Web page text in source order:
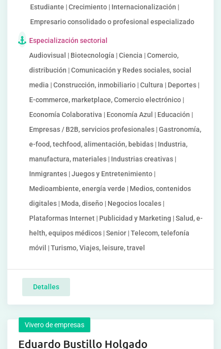
Estudiante | Crecimiento | Internacionalización |
Empresario consolidado o profesional especializado
Especialización sectorial
Audiovisual | Biotecnología | Ciencia | Comercio,
distribución | Comunicación y Redes sociales, social
media | Construcción, inmobiliario | Cultura | Deportes |
E-commerce, marketplace, Comercio electrónico |
Economía Colaborativa | Economía Azul | Educación |
Empresas / B2B, servicios profesionales | Gastronomía,
e-food, techfood, alimentación, bebidas | Industria,
manufactura, materiales | Industrias creativas |
Inmigrantes | Juegos y Entretenimiento |
Medioambiente, energía verde | Medios, contenidos
digitales | Moda, diseño | Negocios locales |
Plataformas Internet | Publicidad y Marketing | Salud, e-
helth, equipos médicos | Senior | Telecom, telefonía
móvil | Turismo, Viajes, leisure, travel
Detalles
Vivero de empresas
Eduardo Bustillo Holgado